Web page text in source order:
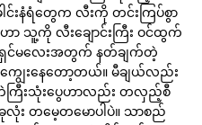
းနံရံတွေက လီးကို တင်းကြပ်စွာ
သူ့ကို လီးချောင်းကြီး ဝင်ထွက်
င်မလေးအတွက် နတ်ချက်တဲ့
းနေတော့တယ်။ မီချယ်လည်း
ကြီးသုံးပွေဟာလည်း တလှည့်စီ
လုံး တမေ့တမောပါပဲ။ သာစည်